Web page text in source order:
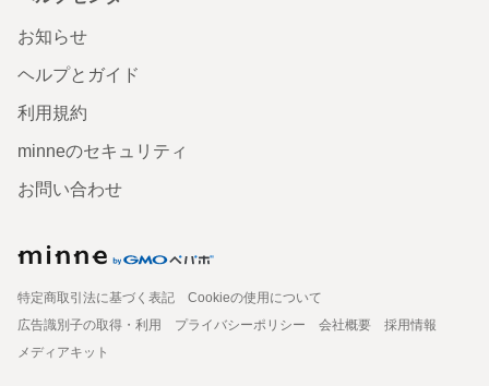
お知らせ
ヘルプとガイド
利用規約
minneのセキュリティ
お問い合わせ
特定商取引法に基づく表記
Cookieの使用について
広告識別子の取得・利用
プライバシーポリシー 会社概要
採用情報
メディアキット